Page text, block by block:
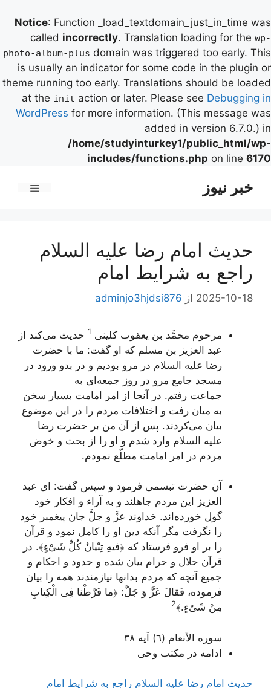
Notice: Function _load_textdomain_just_in_time was
called incorrectly. Translation loading for the wp-
photo-album-plus domain was triggered too early. This
is usually an indicator for some code in the plugin or
theme running too early. Translations should be loaded
at the init action or later. Please see Debugging in
WordPress for more information. (This message was
added in version 6.7.0.) in
/home/studyinturkey1/public_html/wp-
includes/functions.php on line 6170
خبر نیوز
حديث امام رضا علیه السلام
راجع به شرايط امام‏
2025-10-18 از adminjo3hjdsi876
مرحوم محمَّد بن يعقوب كلينى 1 حديث مى‌كند از
عبد العزيز بن مسلم كه او گفت: ما با حضرت
رضا علیه السلام در مرو بوديم و در بدو ورود در
مسجد جامع مرو در روز جمعه‌اى به
جماعت‌ رفتم. در آنجا از امر امامت بسيار سخن
به ميان رفت و اختلافات مردم را در اين موضوع
بيان مى‌كردند. پس از آن من بر حضرت رضا
عليه السلام وارد شدم و او را از بحث و خوض
مردم در امر امامت مطلّع نمودم.
آن حضرت تبسمى فرمود و سپس گفت: اى عبد
العزيز اين مردم جاهلند و به آراء و افكار خود
گول خورده‌اند. خداوند عزَّ و جلَّ جان پيغمبر خود
را نگرفت مگر آنكه دين او را كامل نمود و قرآن
را بر او فرو فرستاد كه ﴿فيهِ تِبْيانُ كُلِّ شَىْ‌ءٍ﴾. در
قرآن حلال و حرام بيان شده و حدود و احكام و
جميع آنچه كه مردم بدانها نيازمندند همه را بيان
فرموده، فَقالَ عَزَّ وَ جَلَّ: ﴿ما فَرَّطْنا فِى الْكِتابِ
مِنْ شَىْ‌ءٍ.﴾2
سوره الأنعام (٦) آيه ٣٨
ادامه در مکتب وحی
حديث امام رضا علیه السلام راجع به شرايط امام‏